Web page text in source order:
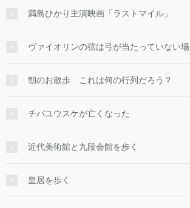
満島ひかり主演映画「ラストマイル」
ヴァイオリンの弦は弓が当たっていない
朝のお散歩 これは何の行列だろう？
チバユウスケが亡くなった
近代美術館と九段会館を歩く
皇居を歩く